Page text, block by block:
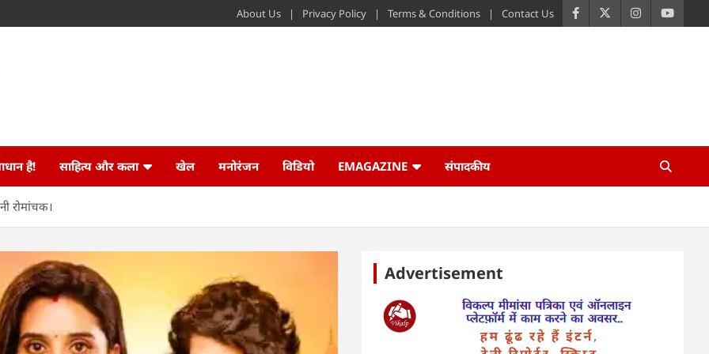
About Us Privacy Policy Terms & Conditions Contact Us
है! साहित्य और कला खेल मनोरंजन विडियो EMAGAZINE संपादकीय
रोमांचक।
Advertisement